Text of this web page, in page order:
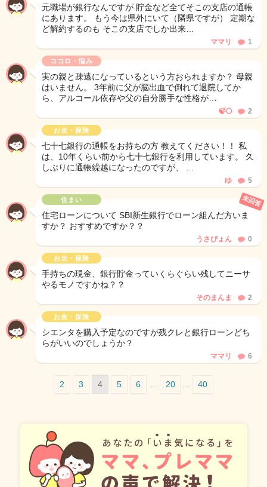
元職場が銀行なんですが 貯金など全てそこの支店の通帳
にあります。 もう今は県外にいて（隣県ですが） 定期な
ど解約するのも そこの支店でしか出来…
ママリ 1
ココロ・悩み
実の親と疎遠になっているという方おられますか？ 母親
はいません。 3年前に父が脳出血で倒れて退院してか
ら、アルコール依存や父の自分勝手な性格が…
🍃🌕️ 2
お金・保険
七十七銀行の通帳をお持ちの方 教えてください！！ 私
は、10年くらい前から七十七銀行を利用しています。 久
しぶりに通帳繰越になったのですが、 …
ゆ 5
住まい
住宅ローンについて SBI新生銀行でローン組んだ方いま
すか？ おすすめですか？？
未回答
うさぴょん 0
お金・保険
手持ちの現金、銀行貯金っていくらぐらい残してニーサ
やるモノですかね？？
そのまんま 2
お金・保険
シエンタを購入予定なのですが残クレと銀行ローンどち
らがいいのでしょうか？
ママリ 6
2 3 4 5 6 20 40